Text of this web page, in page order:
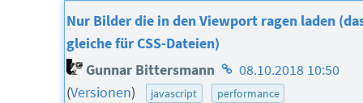
Nur Bilder die in den Viewport ragen laden
gleiche für CSS-Dateien)
Gunnar Bittersmann Homepage
des
08.10.2018 10:50
(Versionen) javascript performance